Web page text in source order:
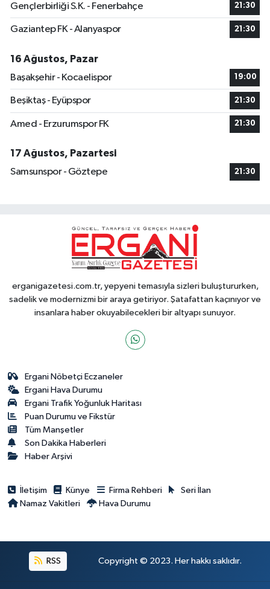
Gençlerbirliği S.K. - Fenerbahçe 21:30
Gaziantep FK - Alanyaspor 21:30
16 Ağustos, Pazar
Başakşehir - Kocaelispor
19:00
Beşiktaş - Eyüpspor 21:30
Amed - Erzurumspor FK 21:30
17 Ağustos, Pazartesi
Samsunspor - Göztepe
21:30
erganigazetesi.com.tr, yepyeni temasıyla sizleri buluştururken,
sadelik ve modernizmi bir araya getiriyor. Şatafattan kaçınıyor ve
insanlara haber okuyabilecekleri bir altyapı sunuyor.
Ergani Nöbetçi Eczaneler
Ergani Hava Durumu
Ergani Trafik Yoğunluk Haritası
Puan Durumu ve Fikstür
Tüm Manşetler
Son Dakika Haberleri
Haber Arşivi
İletişim Künye Firma Rehberi
Seri İlan
Namaz Vakitleri
Hava Durumu
RSS Copyright © 2023. Her hakkı saklıdır.